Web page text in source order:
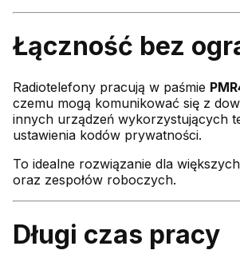
Łączność bez
Radiotelefony pracują w paśmie
czemu mogą komunikować się z
innych urządzeń wykorzystujących
ustawienia kodów prywatności.
To idealne rozwiązanie dla
oraz zespołów roboczych.
Długi czas pracy